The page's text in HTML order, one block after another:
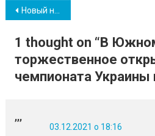
Навігація
записів
Новый налог на землю: названы суммы
1 thought on “ В
торжественное
чемпионата Украины
,,,
03.12.2021 о 18:16